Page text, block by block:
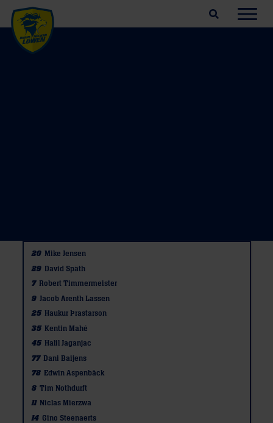
Suchfeld öffnen
20 Mike Jensen
29 David Späth
7 Robert Timmermeister
9 Jacob Arenth Lassen
25 Haukur Þrastarson
35 Kentin Mahé
45 Halil Jaganjac
77 Dani Baijens
78 Edwin Aspenbäck
8 Tim Nothdurft
11 Niclas Mierzwa
14 Gino Steenaerts